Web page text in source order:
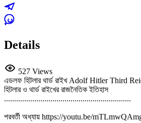
Details
527 Views
এডলফ হিটলার থার্ড রাইখ Adolf Hitler Third
হিটলার ও থার্ড রাইখের রাজনৈতিক ইতিহাস
...............................................................
পরবর্তী অধ্যায় https://youtu.be/